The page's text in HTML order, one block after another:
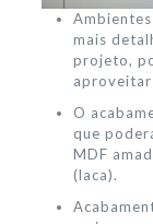
mais
projeto,
aproveitar
O
que
MDF
(laca).